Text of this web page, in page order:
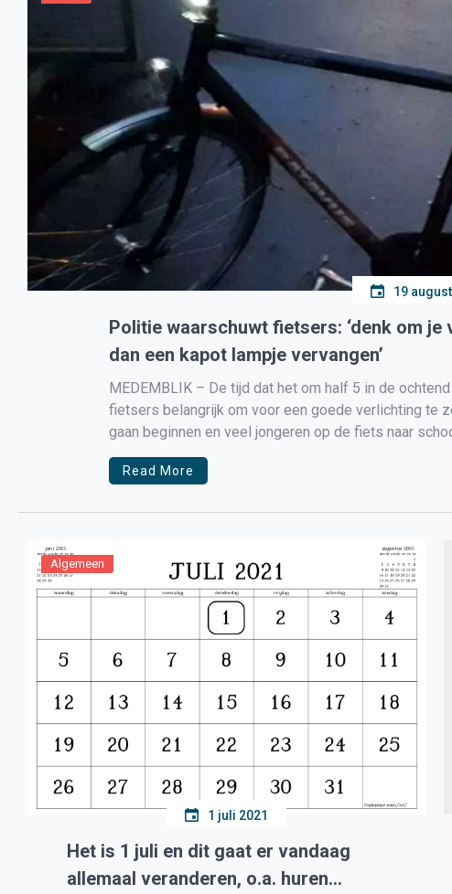
19
Politie waarschuwt fietsers: ‘denk om
dan een kapot lampje vervangen’
MEDEMBLIK – De tijd dat het om half 5 in de
fietsers belangrijk om voor een goede verlichting te
gaan beginnen en veel jongeren op de fiets naar
Read More
Algemeen
1 juli 2021
Het is 1 juli en dit gaat er vandaag
allemaal veranderen, o.a. huren